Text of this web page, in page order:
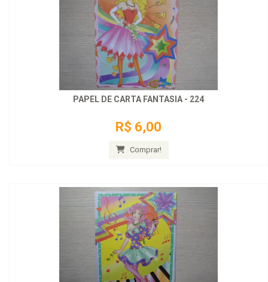
PAPEL DE CARTA FANTASIA - 224
R$ 6,00
Comprar!